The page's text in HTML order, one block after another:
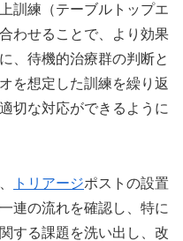
訓練（テーブルトップエ
わせることで、より効果
、待機的治療群の判断と
を想定した訓練を繰り返
切な対応ができるように
トリアージポストの設置
連の流れを確認し、特に
する課題を洗い出し、改